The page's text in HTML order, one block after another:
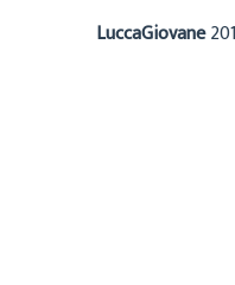
LuccaGiovane